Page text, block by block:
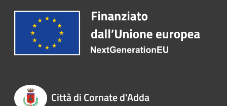
Città di Cornate d'Adda